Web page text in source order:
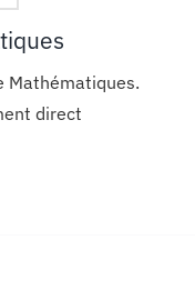
Mathématiques.
direct